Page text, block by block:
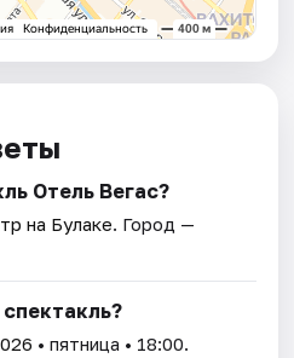
Отель Вегас?
на Булаке. Город —
• пятница • 18:00.